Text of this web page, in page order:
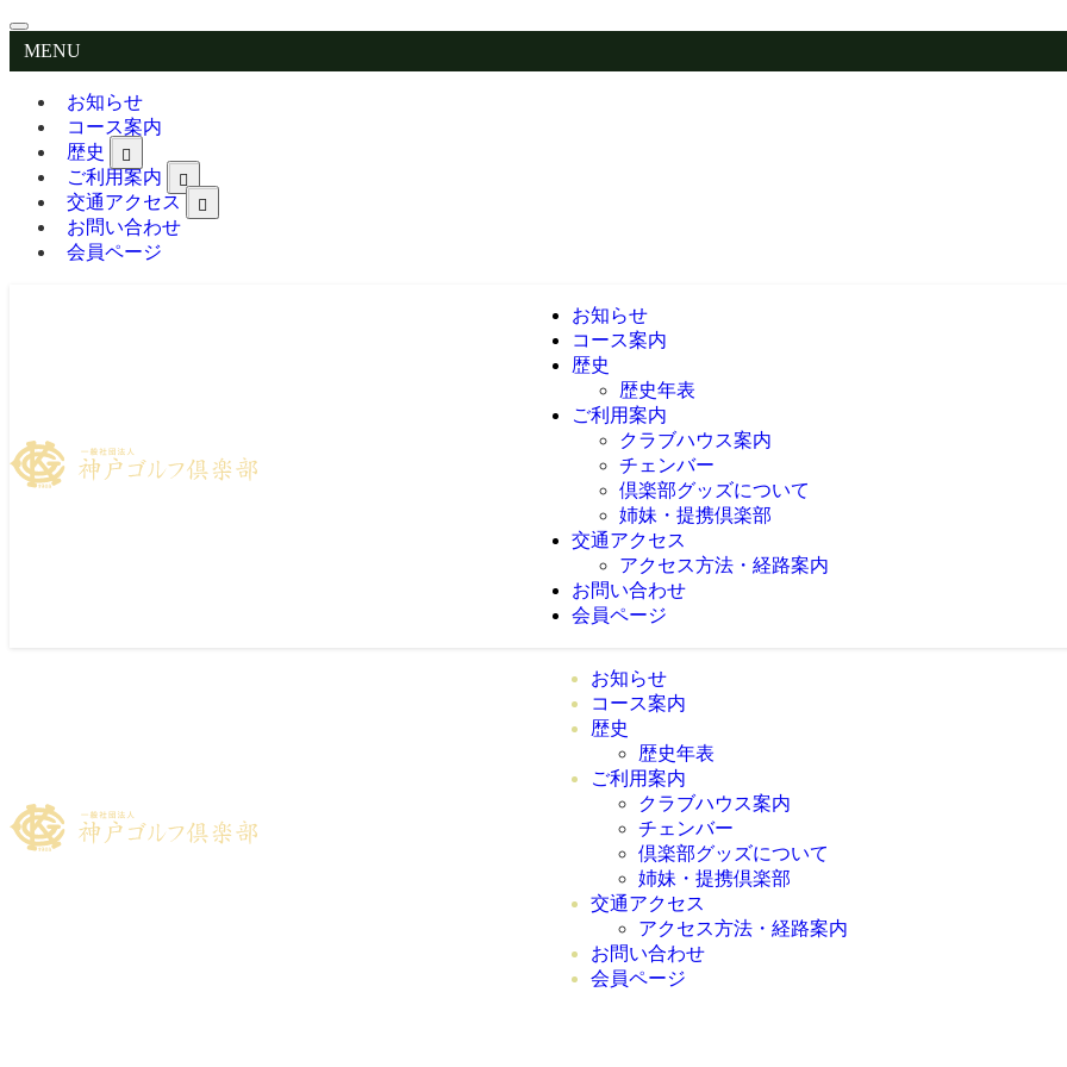
MENU
お知らせ
コース案内
歴史
ご利用案内
交通アクセス
お問い合わせ
会員ページ
お知らせ
コース案内
歴史
歴史年表
ご利用案内
クラブハウス案内
チェ
倶楽部グッズについて
姉妹・提携倶楽部
交通アクセス
アクセス方法・経路案内
お問い合わせ
会員ページ
お知らせ
コース案内
歴史
歴史年表
ご利用案内
クラブハウス案内
チェ
倶楽部グッズについて
姉妹・提携倶楽部
交通アクセス
アクセス方法・経路案内
お問い合わせ
会員ページ